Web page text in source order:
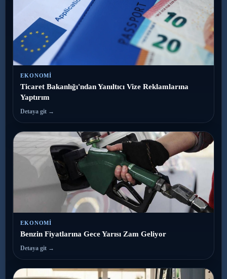
EKONOMI
Ticaret Bakanlığı'ndan Yanıltıcı Vize Reklamlarına
Yaptırım
Detaya git →
EKONOMI
Benzin Fiyatlarına Gece Yarısı Zam Geliyor
Detaya git →